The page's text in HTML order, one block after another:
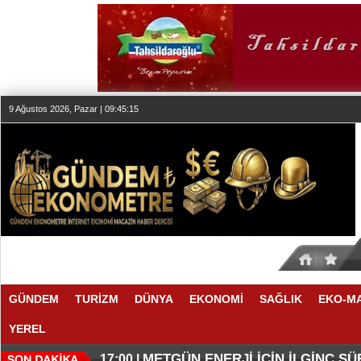
9 Ağustos 2026, Pazar | 09:45:16
GÜNDEM TURİZM DÜNYA EKONOMİ SAĞLIK EKO-
YEREL
17:11 |O ANLAŞMADA NELER VAR
17:08 |O TAHMİNDE YÜKSELME VAR